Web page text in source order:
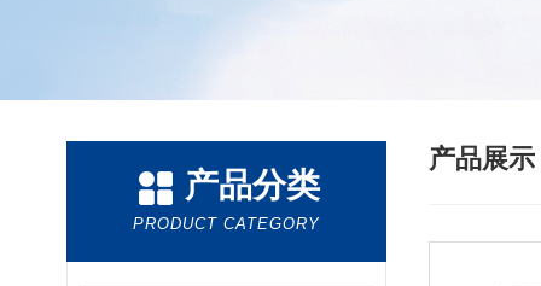
产品分类
PRODUCT CATEGORY
产品展示